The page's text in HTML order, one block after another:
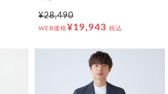
¥28,490
WEB価格¥19,943 税込